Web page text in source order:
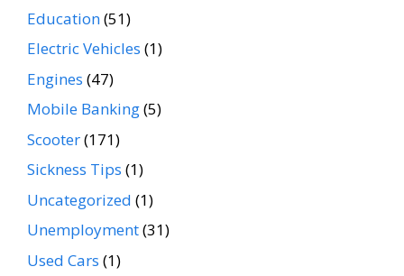
Education(51)
Electric Vehicles (1)
Engines (47)
Mobile Banking(5)
Scooter(171)
Sickness Tips (1)
Uncategorized (1)
Unemployment(31)
Used Cars (1)